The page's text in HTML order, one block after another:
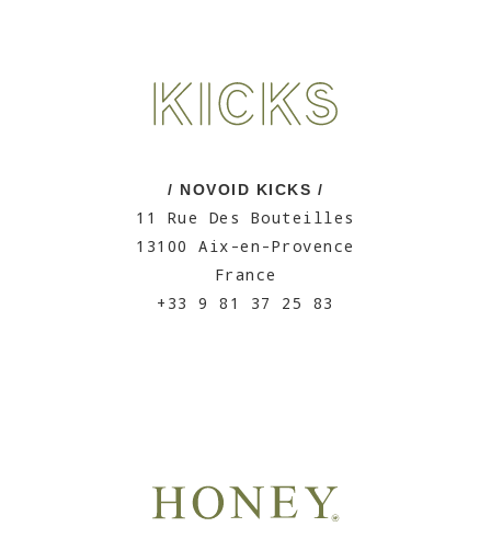
/ NOVOID KICKS /
11 Rue Des Bouteilles
13100 Aix-en-Provence
France
+33 9 81 37 25 83